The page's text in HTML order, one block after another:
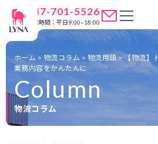
047-701-5526
営業時間：平日9:00~18:00
Column
物流コラム
ホーム > 物流コラム > 物流用語>【物流】
業務内容をかんたんに